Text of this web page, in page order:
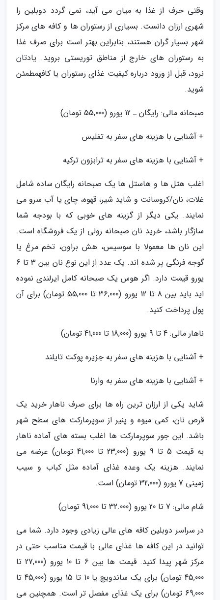
وقتی حرف از غذا به میان می آید، نمی گردد دوبلین را
شهری ارزان دانست. بسیاری از رستوران ها و کافه های مرکز
شهر بسیار گران هستند، بنابراین بهتر است برای صرف غذا
به رستوران های خارج از مناطق توریستی بروید. یادتان
نرود، قبل از ورود درباره کیفیت غذای رستوران یا کافهمطمئن
شوید.
صبحانه مالی: رایگان ـ 12 یورو (55,000 تومان)
+ آشنایی با هزینه های سفر به تفلیس
+ آشنایی با هزینه های سفر به ترابزون ترکیه
اغلب هتل ها و هاستل ها یک صبحانه رایگان ساده شامل
غلات، نان/کروسانت و شاید شیر، قهوه، چای یا آب سرو می
نمایند. یکی دیگر از گزینه های خوبی که با بودجه شما
سازگار باشد، خرید نان صبحانه رولی از یک فروشگاه است.
این نان ها معمولا با سوسیس، هش براون، تخم مرغ یا
گوجه فرنگی پر شده اند. یک عدد از این نوع نان بین 3 تا 6
یورو قیمت دارد. اگر هوس یک صبحانه کامل ایرلندی نموده
اید باید بین 8 تا 12 یورو (36,000 تا 55,000 تومان) برای آن
پول پرداخت کنید.
ناهار مالی: 4 تا 9 یورو (18,000 تا 41,000 تومان)
+ آشنایی با هزینه های سفر به جزیره پوکت تایلند
+ آشنایی با هزینه های سفر به وارنا
شاید یکی از ارزان ترین راه ها برای صرف ناهار خرید یک
قرص نان، کمی میوه و پنیر از سوپرمارکت های سطح شهر
باشد. این جور سوپرمارکت ها اغلب بسته های آماده ناهار
به قیمت 5 تا 9 یورو (23,000 تا 41,000 تومان) عرضه می
نمایند. هزینه یک وعده غذای آماده مثل کباب و سیب
زمینی 7 یورو (32,000 تومان) است.
شام مالی: 7 تا 20 یورو (32.000 تا 91,000 تومان)
در سراسر دوبلین کافه های عالی زیادی وجود دارد. شما می
توانید در این کافه ها غذای عالی با قیمت مناسب حتی در
مرکز شهر پیدا کنید. قیمت ها بین 6 تا 10 یورو (27,000 تا
45,000 تومان) برای یک ساندویچ یا 10 تا 15 یورو (45,000 تا
69,000 تومان) برای یک غذای مفصل تر است. همچنین می